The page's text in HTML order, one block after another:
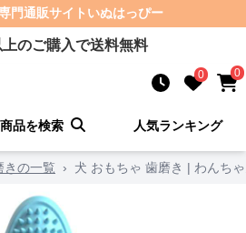
門通販サイト いぬはっぴー
上のご購入で送料無料
0 0
商品を検索 人気ランキング
きの一覧 › 犬 おもちゃ 歯磨き | わんち